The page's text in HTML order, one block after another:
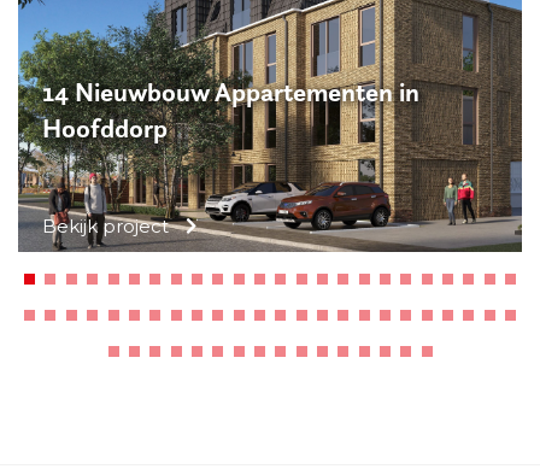
14 Nieuwbouw Appartementen in
Hoofddorp
Bekijk project